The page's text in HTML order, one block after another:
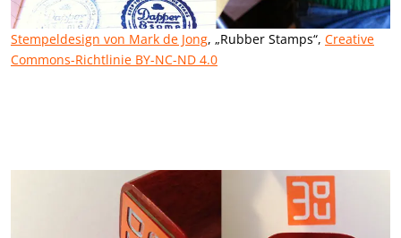
Stempeldesign von Mark de Jong, „Rubber Stamps“, Creative
Commons-Richtlinie BY-NC-ND 4.0